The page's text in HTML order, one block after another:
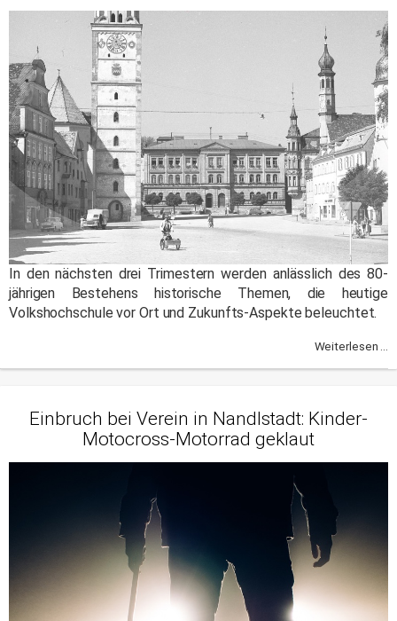
In den nächsten drei Trimestern werden anlässlich des 80-
jährigen Bestehens historische Themen, die heutige
Volkshochschule vor Ort und Zukunfts-Aspekte beleuchtet.
Weiterlesen ...
Einbruch bei Verein in Nandlstadt: Kinder-
Motocross-Motorrad geklaut